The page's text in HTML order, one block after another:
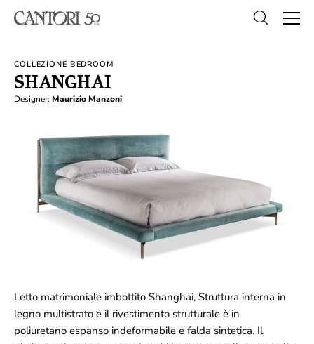
COLLEZIONE BEDROOM
SHANGHAI
Designer: Maurizio Manzoni
Letto matrimoniale imbottito Shanghai, Struttura interna in
legno multistrato e il rivestimento strutturale è in
poliuretano espanso indeformabile e falda sintetica. Il